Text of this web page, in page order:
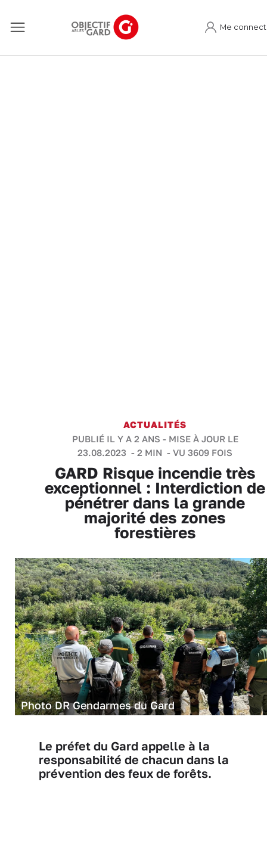
Me
ACTUALITÉS
PUBLIÉ IL Y A 2 ANS - MISE À JOUR LE
23.08.2023 - 2 MIN - VU 3609 FOIS
GARD Risque incendie très
exceptionnel : Interdiction de
pénétrer dans la grande
majorité des zones
forestières
Photo DR Gendarmes du Gard
Le préfet du Gard appelle à la
responsabilité de chacun dans la
prévention des feux de forêts.